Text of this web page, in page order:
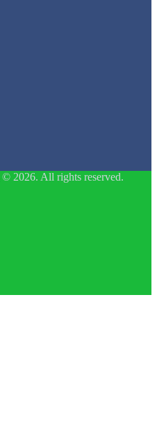
© 2026. All rights reserved.